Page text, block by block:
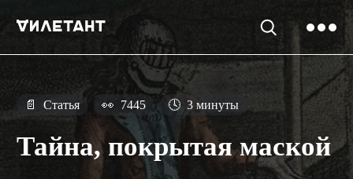
📄 Статья 👀 7445 🕓 3 минуты
Тайна, покрытая маской